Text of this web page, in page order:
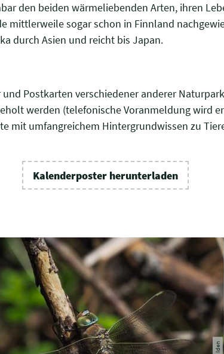
den beiden wärmeliebenden Arten, ihren
mittlerweile sogar schon in Finnland
durch Asien und reicht bis Japan.
Postkarten verschiedener anderer
werden (telefonische Voranmeldung wird
mit umfangreichem Hintergrundwissen zu
Kalenderposter herunterladen